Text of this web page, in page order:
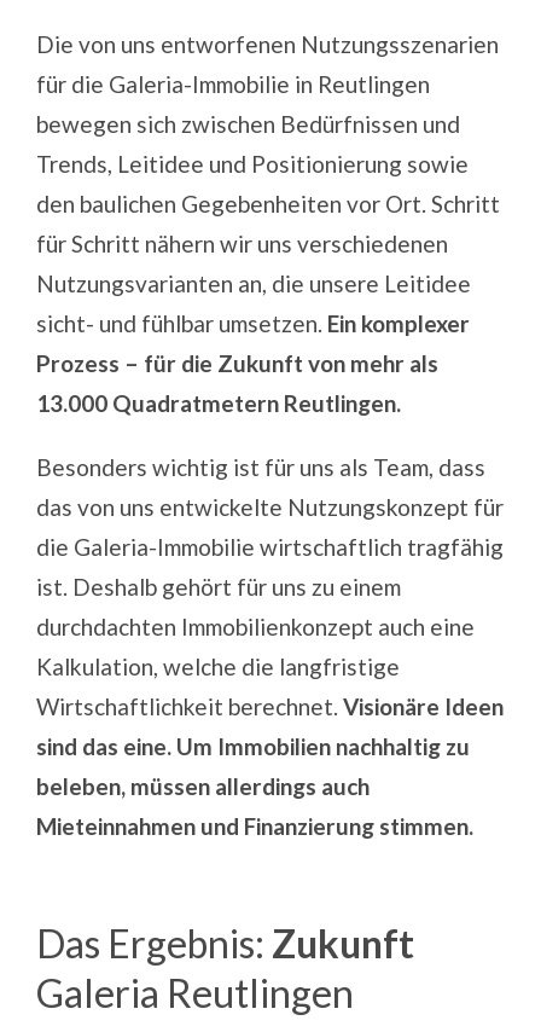
Die von uns entworfenen Nutzungsszenarien
für die Galeria-Immobilie in Reutlingen
bewegen sich zwischen Bedürfnissen und
Trends, Leitidee und Positionierung sowie
den baulichen Gegebenheiten vor Ort. Schritt
für Schritt nähern wir uns verschiedenen
Nutzungsvarianten an, die unsere Leitidee
sicht- und fühlbar umsetzen. Ein komplexer
Prozess – für die Zukunft von mehr als
13.000 Quadratmetern Reutlingen.
Besonders wichtig ist für uns als Team, dass
das von uns entwickelte Nutzungskonzept für
die Galeria-Immobilie wirtschaftlich tragfähig
ist. Deshalb gehört für uns zu einem
durchdachten Immobilienkonzept auch eine
Kalkulation, welche die langfristige
Wirtschaftlichkeit berechnet. Visionäre Ideen
sind das eine. Um Immobilien nachhaltig zu
beleben, müssen allerdings auch
Mieteinnahmen und Finanzierung stimmen.
Das Ergebnis: Zukunft
Galeria Reutlingen